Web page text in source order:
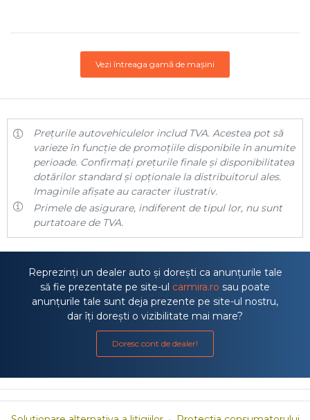
Vezi întreaga gamă de mașini
Prețurile autovehiculelor includ TVA. Acestea pot să
varieze în funcție de promoțiile disponibile în anumite
perioade. Confirmați prețurile finale și disponibilitatea
dotărilor standard și opționale la distribuitorul ales.
Imaginile afișate au caracter ilustrativ.
Primele de asigurare, indiferent de tipul lor, nu sunt
purtatoare de TVA.
Reprezinți un dealer auto și dorești ca anunțurile tale
să fie prezentate pe site-ul carmira.ro sau poate
anunțurile tale sunt deja prezente pe site-ul nostru,
dar îți dorești o vizibilitate mai mare?
Doresc cont de dealer!